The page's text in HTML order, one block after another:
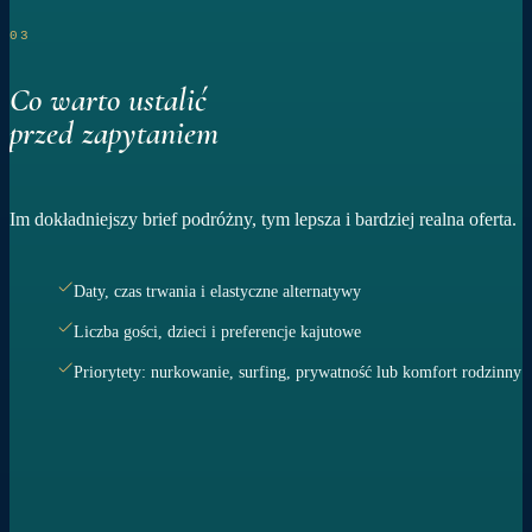
03
Co warto ustalić
przed zapytaniem
Im dokładniejszy brief podróżny, tym lepsza i bardziej realna oferta.
Daty, czas trwania i elastyczne alternatywy
Liczba gości, dzieci i preferencje kajutowe
Priorytety: nurkowanie, surfing, prywatność lub komfort rodzinny